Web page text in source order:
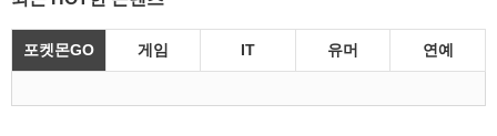
포켓몬GO 게임 IT 유머 연예